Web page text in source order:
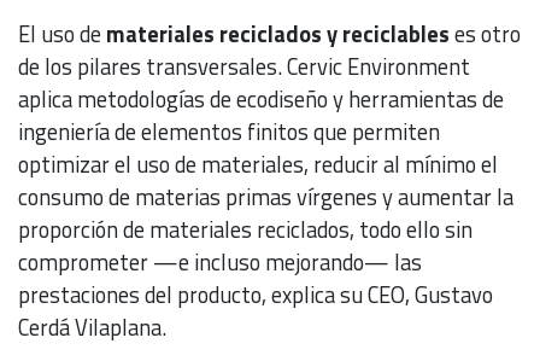
El uso demateriales reciclados y reciclableses otro
de los pilares transversales. Cervic Environment
aplica metodologías de ecodiseño y herramientas de
ingeniería de elementos finitos que permiten
optimizar el uso de materiales, reducir al mínimo el
consumo de materias primas vírgenes y aumentar la
proporción de materiales reciclados, todo ello sin
comprometer —e incluso mejorando— las
prestaciones del producto, explica su CEO, Gustavo
Cerdá Vilaplana.